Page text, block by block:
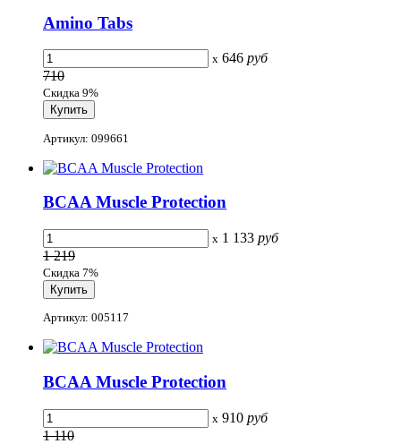
Amino Tabs
x 646 руб
710
Скидка 9%
Артикул: 099661
BCAA Muscle Protection
x 1 133 руб
1 219
Скидка 7%
Артикул: 005117
BCAA Muscle Protection
x 910 руб
1 110